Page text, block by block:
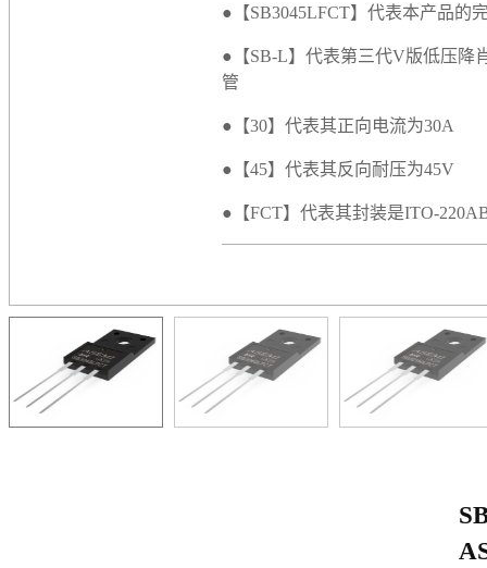
●【SB3045LFCT】代表本产品的
●【SB-L】代表第三代V版低压降
管
●【30】代表其正向电流为30A
●【45】代表其反向耐压为45V
●【FCT】代表其封装是ITO-